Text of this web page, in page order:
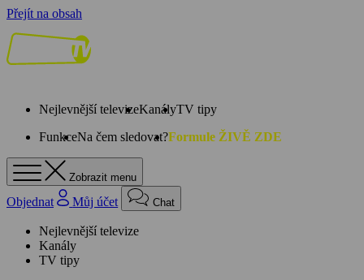
Přejít na obsah
Nejlevnější televizeKanályTV tipy
FunkceNa čem sledovat?Formule ŽIVĚ ZDE
Zobrazit menu
Objednat Můj účet Chat
Nejlevnější televize
Kanály
TV tipy